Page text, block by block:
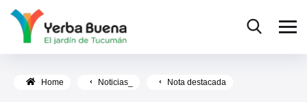
Home Noticias_ Nota destacada